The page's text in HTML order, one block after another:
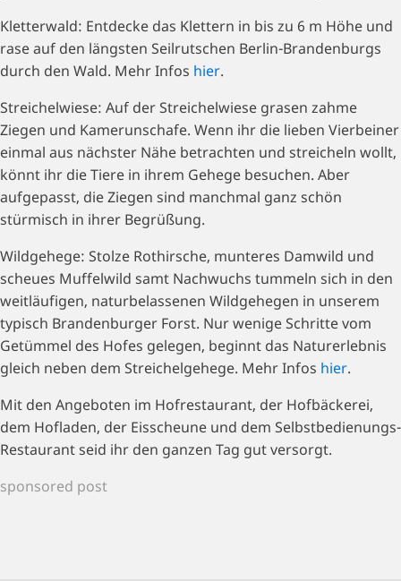
Kletterwald: Entdecke das Klettern in bis zu 6 m Höhe und
rase auf den längsten Seilrutschen Berlin-Brandenburgs
durch den Wald. Mehr Infos hier.
Streichelwiese: Auf der Streichelwiese grasen zahme
Ziegen und Kamerunschafe. Wenn ihr die lieben Vierbeiner
einmal aus nächster Nähe betrachten und streicheln wollt,
könnt ihr die Tiere in ihrem Gehege besuchen. Aber
aufgepasst, die Ziegen sind manchmal ganz schön
stürmisch in ihrer Begrüßung.
Wildgehege: Stolze Rothirsche, munteres Damwild und
scheues Muffelwild samt Nachwuchs tummeln sich in den
weitläufigen, naturbelassenen Wildgehegen in unserem
typisch Brandenburger Forst. Nur wenige Schritte vom
Getümmel des Hofes gelegen, beginnt das Naturerlebnis
gleich neben dem Streichelgehege. Mehr Infos hier.
Mit den Angeboten im Hofrestaurant, der Hofbäckerei,
dem Hofladen, der Eisscheune und dem Selbstbedienungs-
Restaurant seid ihr den ganzen Tag gut versorgt.
sponsored post